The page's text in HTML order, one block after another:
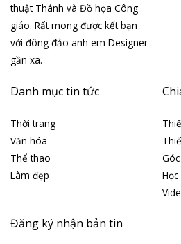
thuật Thánh và Đồ họa Công
giáo. Rất mong được kết bạn
với đông đảo anh em Designer
gần xa.
Danh mục tin tức
Thời trang
Văn hóa
Thể thao
Làm đẹp
Đăng ký nhận bản tin